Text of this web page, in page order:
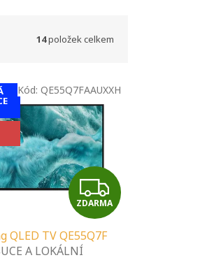
14položek celkem
Z
D
ZDARMA
QLED TV QE55Q7F
A LOKÁLNÍ
Kód: QE55Q7FAAUXXH